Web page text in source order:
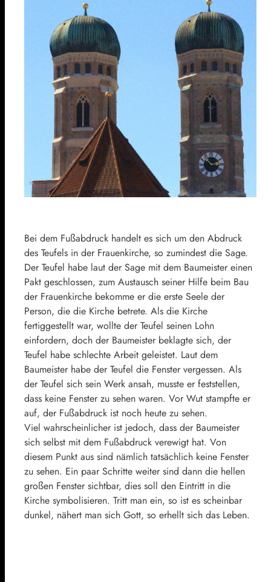
Bei dem Fußabdruck handelt es sich um den Abdruck
des Teufels in der Frauenkirche, so zumindest die Sage.
Der Teufel habe laut der Sage mit dem Baumeister einen
Pakt geschlossen, zum Austausch seiner Hilfe beim Bau
der Frauenkirche bekomme er die erste Seele der
Person, die die Kirche betrete. Als die Kirche
fertiggestellt war, wollte der Teufel seinen Lohn
einfordern, doch der Baumeister beklagte sich, der
Teufel habe schlechte Arbeit geleistet. Laut dem
Baumeister habe der Teufel die Fenster vergessen. Als
der Teufel sich sein Werk ansah, musste er feststellen,
dass keine Fenster zu sehen waren. Vor Wut stampfte er
auf, der Fußabdruck ist noch heute zu sehen.
Viel wahrscheinlicher ist jedoch, dass der Baumeister
sich selbst mit dem Fußabdruck verewigt hat. Von
diesem Punkt aus sind nämlich tatsächlich keine Fenster
zu sehen. Ein paar Schritte weiter sind dann die hellen
großen Fenster sichtbar, dies soll den Eintritt in die
Kirche symbolisieren. Tritt man ein, so ist es scheinbar
dunkel, nähert man sich Gott, so erhellt sich das Leben.